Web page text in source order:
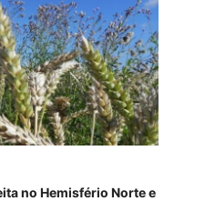
no Hemisfério Norte e